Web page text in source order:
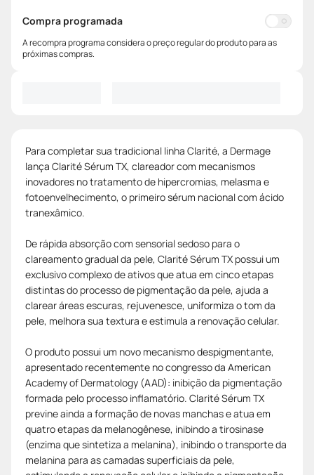
Compra programada
A recompra programa considera o preço regular do produto para as
próximas compras.
Para completar sua tradicional linha Clarité, a Dermage
lança Clarité Sérum TX, clareador com mecanismos
inovadores no tratamento de hipercromias, melasma e
fotoenvelhecimento, o primeiro sérum nacional com ácido
tranexâmico.
De rápida absorção com sensorial sedoso para o
clareamento gradual da pele, Clarité Sérum TX possui um
exclusivo complexo de ativos que atua em cinco etapas
distintas do processo de pigmentação da pele, ajuda a
clarear áreas escuras, rejuvenesce, uniformiza o tom da
pele, melhora sua textura e estimula a renovação celular.
O produto possui um novo mecanismo despigmentante,
apresentado recentemente no congresso da American
Academy of Dermatology (AAD): inibição da pigmentação
formada pelo processo inflamatório. Clarité Sérum TX
previne ainda a formação de novas manchas e atua em
quatro etapas da melanogênese, inibindo a tirosinase
(enzima que sintetiza a melanina), inibindo o transporte da
melanina para as camadas superficiais da pele,